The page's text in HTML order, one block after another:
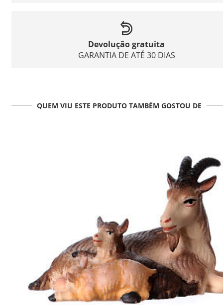
Devolução gratuita
GARANTIA DE ATÉ 30 DIAS
QUEM VIU ESTE PRODUTO TAMBÉM GOSTOU DE